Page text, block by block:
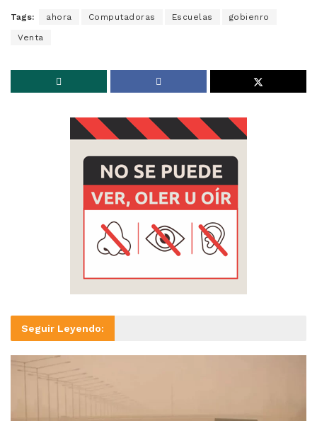
Tags: ahora Computadoras Escuelas gobienro
Venta
Seguir Leyendo: